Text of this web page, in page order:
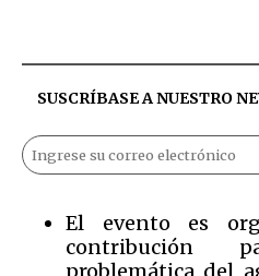
SUSCRÍBASE A NUESTRO
El evento es
contribución
problemática del